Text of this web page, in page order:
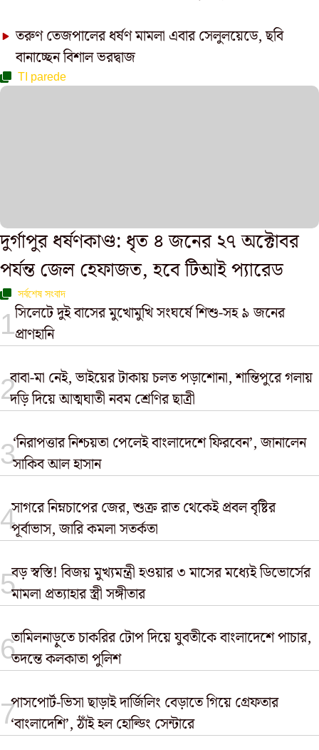
তরুণ তেজপালের ধর্ষণ মামলা এবার সেলুলয়েডে, ছবি
বানাচ্ছেন বিশাল ভরদ্বাজ
TI parede
দুর্গাপুর ধর্ষণকাণ্ড: ধৃত ৪ জনের ২৭ অক্টোবর
পর্যন্ত জেল হেফাজত, হবে টিআই প্যারেড
সর্বশেষ সংবাদ
সিলেটে দুই বাসের মুখোমুখি সংঘর্ষে শিশু-সহ ৯ জনের
প্রাণহানি
বাবা-মা নেই, ভাইয়ের টাকায় চলত পড়াশোনা, শান্তিপুরে গলায়
দড়ি দিয়ে আত্মঘাতী নবম শ্রেণির ছাত্রী
‘নিরাপত্তার নিশ্চয়তা পেলেই বাংলাদেশে ফিরবেন’, জানালেন
সাকিব আল হাসান
সাগরে নিম্নচাপের জের, শুক্র রাত থেকেই প্রবল বৃষ্টির
পূর্বাভাস, জারি কমলা সতর্কতা
বড় স্বস্তি! বিজয় মুখ্যমন্ত্রী হওয়ার ৩ মাসের মধ্যেই ডিভোর্সের
মামলা প্রত্যাহার স্ত্রী সঙ্গীতার
তামিলনাড়ুতে চাকরির টোপ দিয়ে যুবতীকে বাংলাদেশে পাচার,
তদন্তে কলকাতা পুলিশ
পাসপোর্ট-ভিসা ছাড়াই দার্জিলিং বেড়াতে গিয়ে গ্রেফতার
‘বাংলাদেশি’, ঠাঁই হল হোল্ডিং সেন্টারে